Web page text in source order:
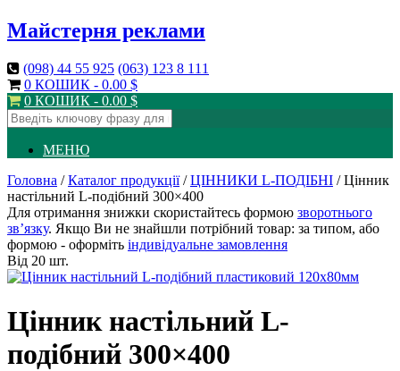
Майстерня реклами
(098) 44 55 925 (063) 123 8 111
0 КОШИК - 0.00 $
0 КОШИК - 0.00 $
МЕНЮ
Головна /Каталог продукції/ЦІННИКИ L-ПОДІБНІ / Цінник
настільний L-подібний 300×400
Для отримання знижки скористайтесь формою зворотнього
зв’язку. Якщо Ви не знайшли потрібний товар: за типом, або
формою - оформіть індивідуальне замовлення
Від 20 шт.
Цінник настільний L-
подібний 300×400